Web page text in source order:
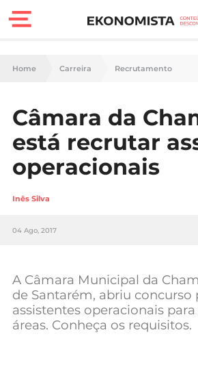
Finanças
Carreira
Casa
Lifestyle
Sociedade
Negócios
Mundial 2026
Home Carreira Recrutamento
Câmara da
está recrutar
operacionais
Inês Silva
04 Ago, 2017
A Câmara Municipal da
de Santarém, abriu concurso
assistentes operacionais
áreas. Conheça os requisitos.